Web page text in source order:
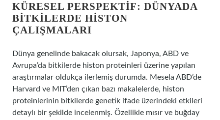
KÜRESEL PERSPEKTIF: DÜNYADA
BITKILERDE HISTON
ÇALIŞMALARI
Dünya genelinde bakacak olursak, Japonya, ABD ve
Avrupa’da bitkilerde histon proteinleri üzerine yapılan
araştırmalar oldukça ilerlemiş durumda. Mesela ABD’de
Harvard ve MIT’den çıkan bazı makalelerde, histon
proteinlerinin bitkilerde genetik ifade üzerindeki etkileri
detaylı bir şekilde incelenmiş. Özellikle mısır ve buğday